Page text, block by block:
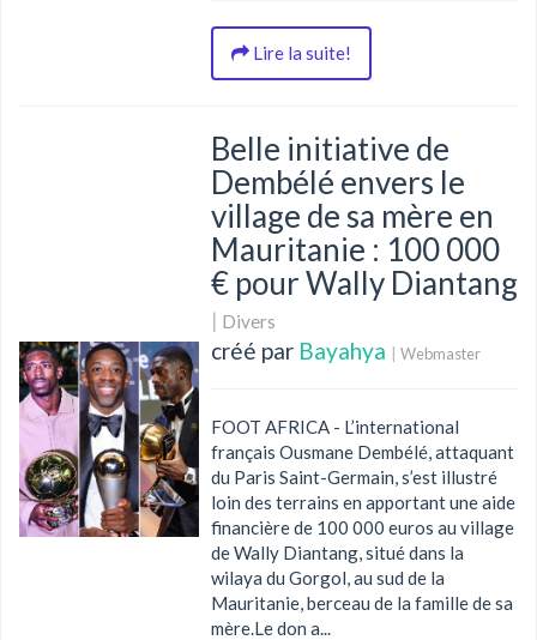
Lire la suite!
Belle initiative de
Dembélé envers le
village de sa mère en
Mauritanie : 100 000
€ pour Wally Diantang
| Divers
créé par Bayahya | Webmaster
FOOT AFRICA - L’international
français Ousmane Dembélé, attaquant
du Paris Saint-Germain, s’est illustré
loin des terrains en apportant une aide
financière de 100 000 euros au village
de Wally Diantang, situé dans la
wilaya du Gorgol, au sud de la
Mauritanie, berceau de la famille de sa
mère.Le don a...